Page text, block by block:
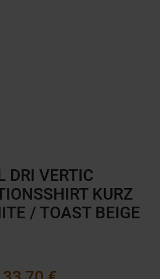
DRI VERTIC
KURZ
/ TOAST BEIGE